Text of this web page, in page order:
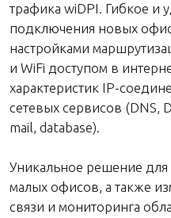
трафика wiDPI. Гибкое и
подключения новых
настройками
и WiFi доступом в
характеристик IP-
сетевых сервисов (DNS,
mail, database).
Уникальное решение для
малых офисов, а также
связи и мониторинга